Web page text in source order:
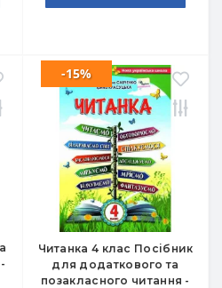
Читанка 4 клас Посібник
для додаткового та
позакласного читання -
-15%